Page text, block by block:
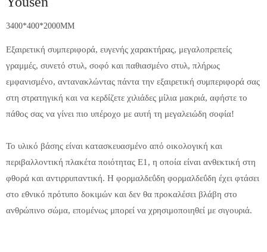
3400*400*2000MM
Εξαιρετική συμπεριφορά, ευγενής χαρακτήρας, μεγαλοπρεπείς
γραμμές, συνετό στυλ, σοφό και παθιασμένο στυλ, πλήρως
εμφανισμένο, αντανακλώντας πάντα την εξαιρετική συμπεριφορά σας
στη στρατηγική και να κερδίζετε χιλιάδες μίλια μακριά, αφήστε το
πάθος σας να γίνει πιο υπέροχο με αυτή τη μεγαλειώδη σοφία!
Το υλικό βάσης είναι κατασκευασμένο από οικολογική και
περιβαλλοντική πλακέτα ποιότητας Ε1, η οποία είναι ανθεκτική στη
φθορά και αντιρρυπαντική. Η φορμαλδεΰδη φορμαλδεΰδη έχει φτάσει
στο εθνικό πρότυπο δοκιμών και δεν θα προκαλέσει βλάβη στο
ανθρώπινο σώμα, επομένως μπορεί να χρησιμοποιηθεί με σιγουριά.